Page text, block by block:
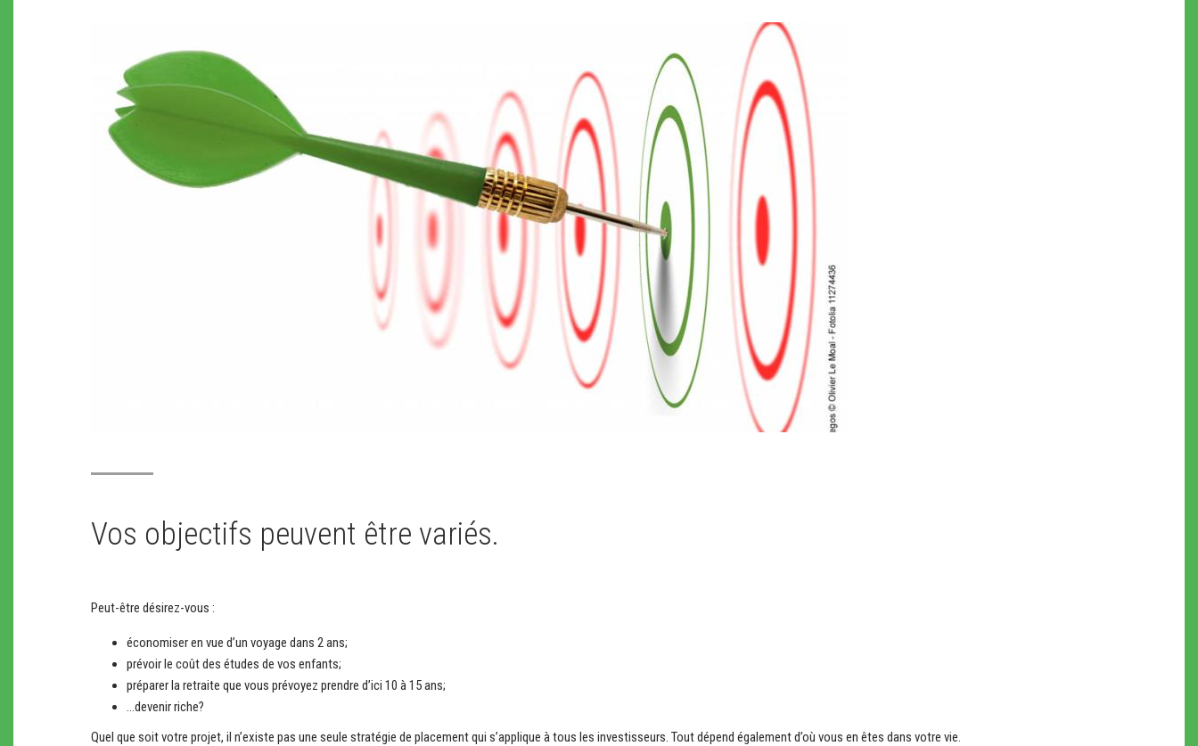
Vos objectifs peuvent être variés.
Peut-être désirez-vous :
économiser en vue d’un voyage dans 2 ans;
prévoir le coût des études de vos enfants;
préparer la retraite que vous prévoyez prendre d’ici 10 à 15 ans;
…devenir riche?
Quel que soit votre projet, il n’existe pas une seule stratégie de placement qui s’applique à tous les investisseurs. Tout dépend également d’où vous en êtes dans votre vie.